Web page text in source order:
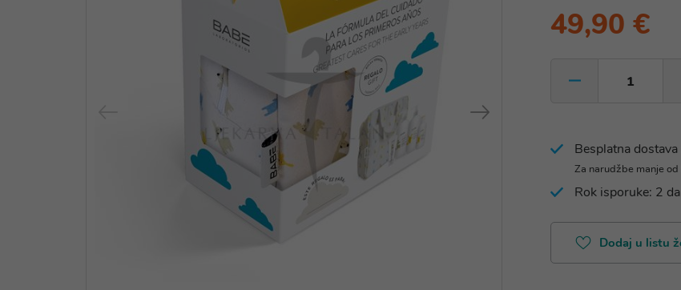
49,90 €
Besplatna
Za narudžbe manje
Rok isporuke: 2
Dodaj u listu